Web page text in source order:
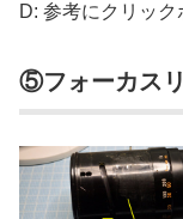
D: 参考にクリック
⑤フォーカス